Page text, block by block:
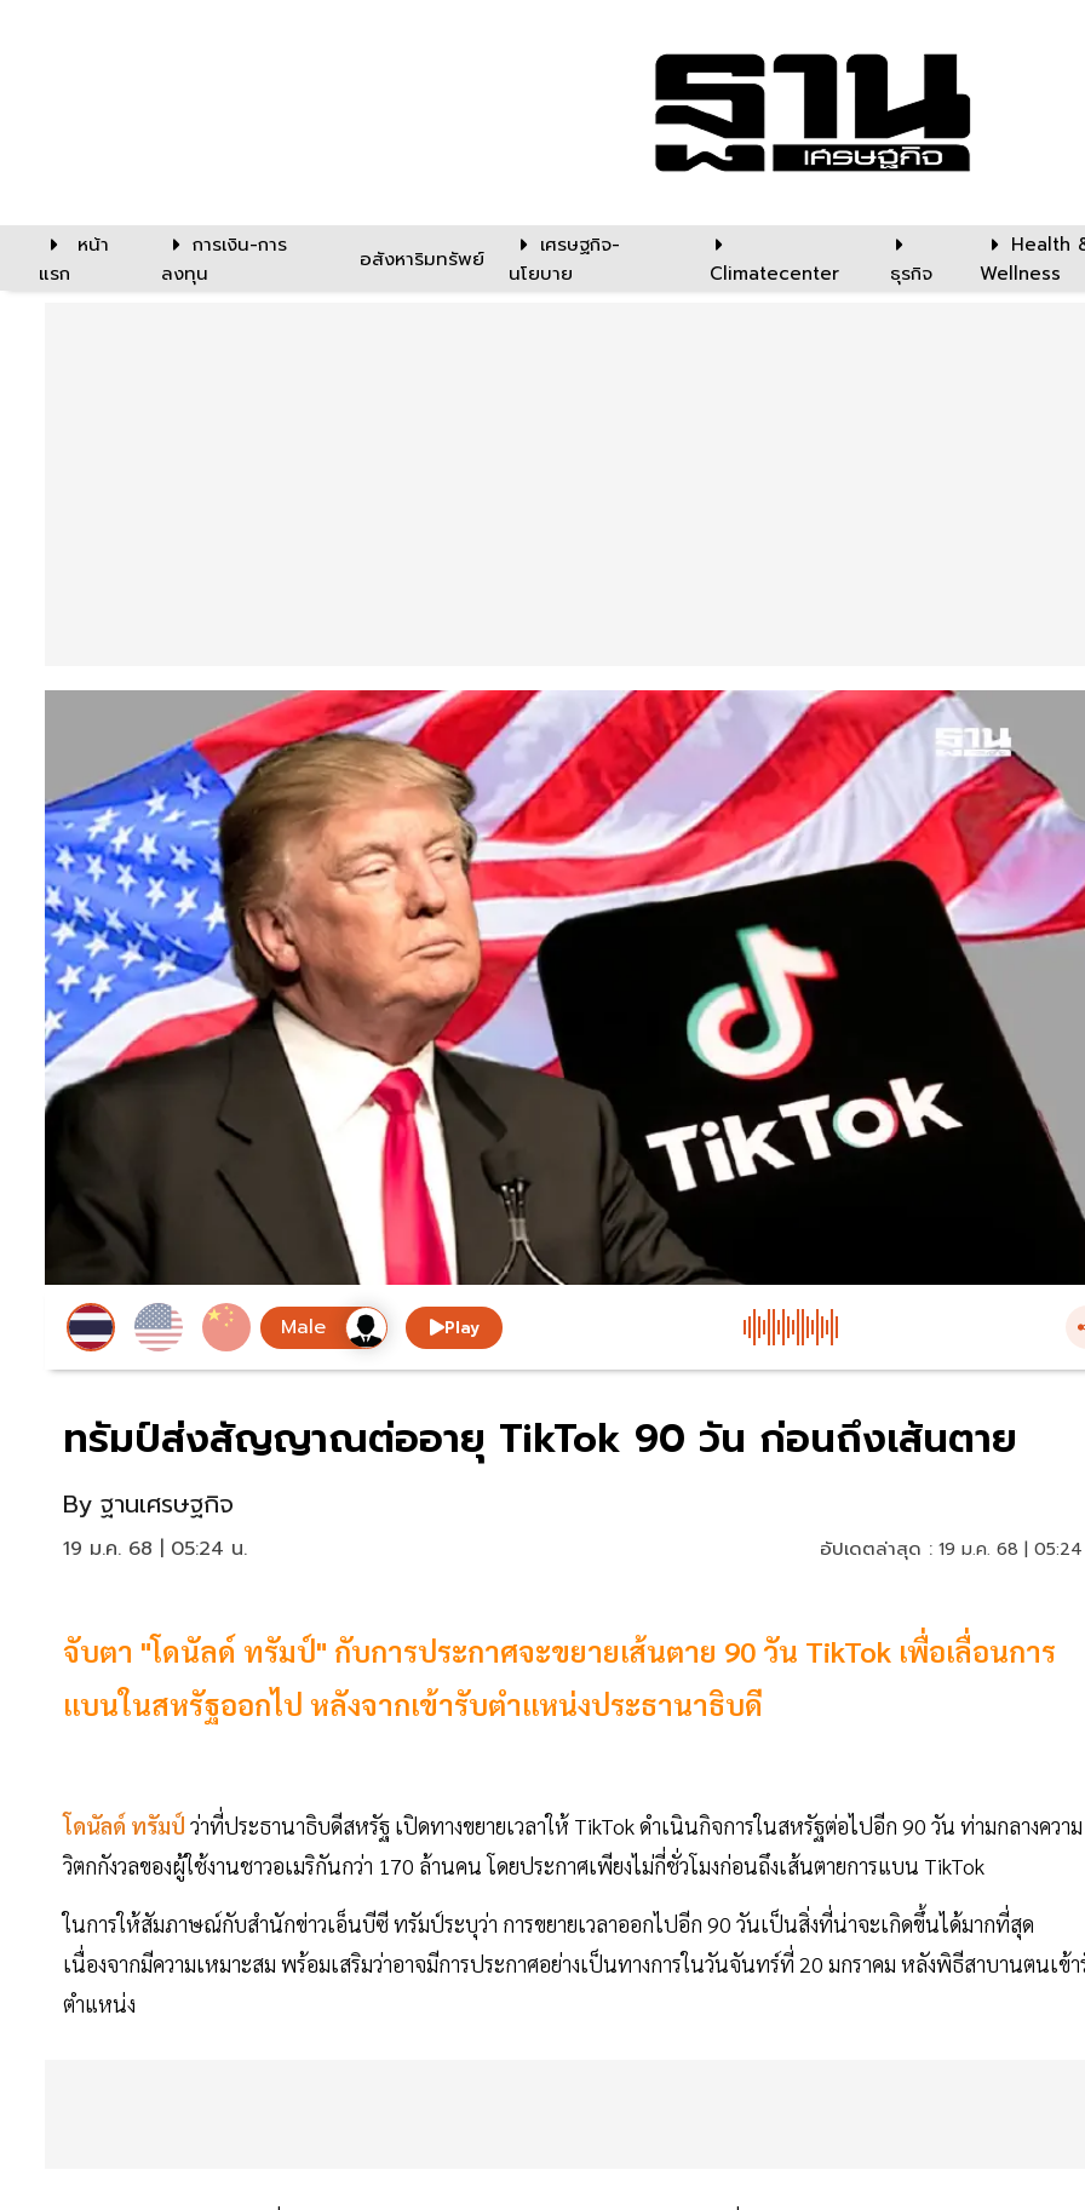
หน้า
แรก
การเงิน-การ
ลงทุน
อสังหาริมทรัพย์
เศรษฐกิจ-
นโยบาย
Climatecenter ธุรกิจ
Health
Wellness
Play
ทรัมป์ส่งสัญญาณต่ออายุ TikTok 90 วัน ก่อนถึงเส้นตาย
By ฐานเศรษฐกิจ
19 ม.ค. 68 | 05:24 น. อัปเดตล่าสุด : 19 ม.ค. 68 |
จับตา "โดนัลด์ ทรัมป์" กับการประกาศจะขยายเส้นตาย 90 วัน TikTok เพื่อเลื่อนการ
แบนในสหรัฐออกไป หลังจากเข้ารับตำแหน่งประธานาธิบดี
โดนัลด์ ทรัมป์ ว่าที่ประธานาธิบดีสหรัฐ เปิดทางขยายเวลาให้ TikTok ดำเนินกิจการในสหรัฐต่อไปอีก 90 วัน ท่ามกลางความ
วิตกกังวลของผู้ใช้งานชาวอเมริกันกว่า 170 ล้านคน โดยประกาศเพียงไม่กี่ชั่วโมงก่อนถึงเส้นตายการแบน TikTok
ในการให้สัมภาษณ์กับสำนักข่าวเอ็นบีซี ทรัมป์ระบุว่า การขยายเวลาออกไปอีก 90 วันเป็นสิ่งที่น่าจะเกิดขึ้นได้มากที่สุด
เนื่องจากมีความเหมาะสม พร้อมเสริมว่าอาจมีการประกาศอย่างเป็นทางการในวันจันทร์ที่ 20 มกราคม หลังพิธีสาบานตนเข้
ตำแหน่ง